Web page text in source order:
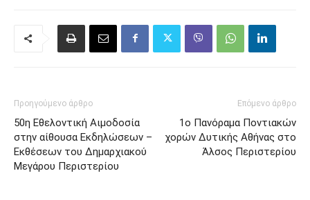
Προηγούμενο άρθρο
50η Εθελοντική Αιμοδοσία
στην αίθουσα Εκδηλώσεων –
Εκθέσεων του Δημαρχιακού
Μεγάρου Περιστερίου
Επόμενο άρθρο
1ο Πανόραμα Ποντιακών
χορών Δυτικής Αθήνας στο
Άλσος Περιστερίου